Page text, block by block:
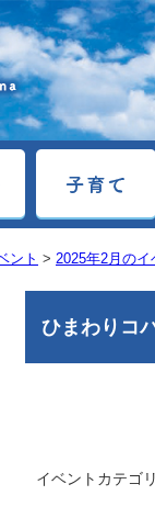
ント > 2025年2月のイ
ひまわりコ
イベントカテゴ